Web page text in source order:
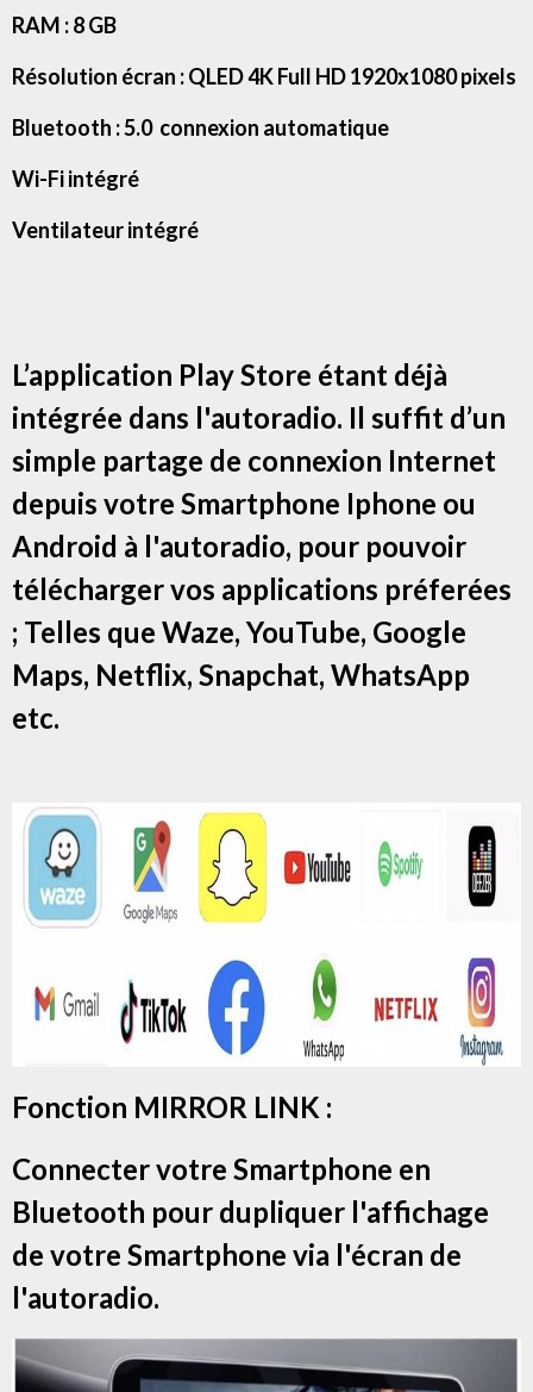
RAM : 8 GB
Résolution écran : QLED 4K Full HD 1920x1080 pixels
Bluetooth : 5.0 connexion automatique
Wi-Fi intégré
Ventilateur intégré
L’application Play Store étant déjà
intégrée dans l'autoradio. Il suffit d’un
simple partage de connexion Internet
depuis votre Smartphone Iphone ou
Android à l'autoradio, pour pouvoir
télécharger vos applications préferées
; Telles que Waze, YouTube, Google
Maps, Netflix, Snapchat, WhatsApp
etc.
Fonction MIRROR LINK :
Connecter votre Smartphone en
Bluetooth pour dupliquer l'affichage
de votre Smartphone via l'écran de
l'autoradio.